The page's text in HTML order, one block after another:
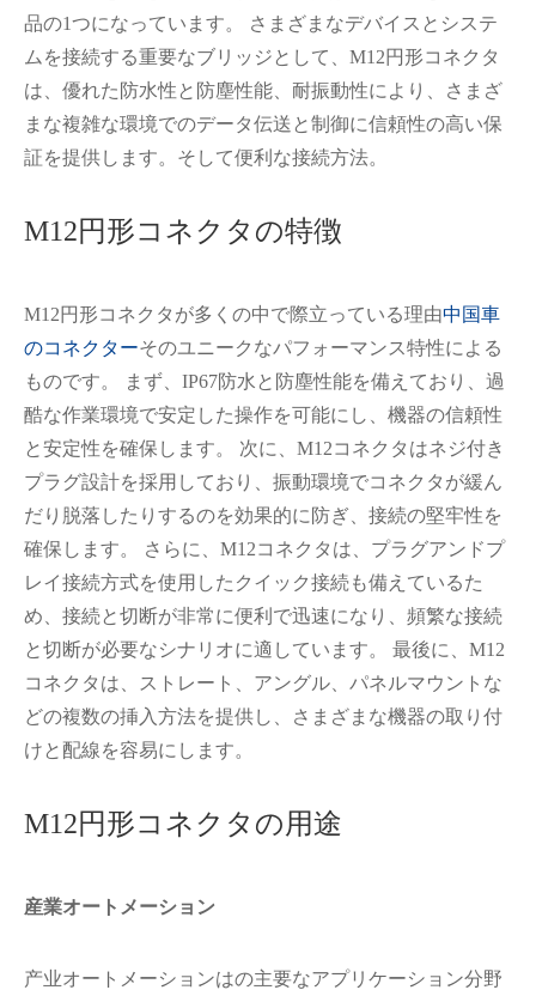
品の1つになっています。 さまざまなデバイスとシステ
ムを接続する重要なブリッジとして、M12円形コネクタ
は、優れた防水性と防塵性能、耐振動性により、さまざ
まな複雑な環境でのデータ伝送と制御に信頼性の高い保
証を提供します。そして便利な接続方法。
M12円形コネクタの特徴
M12円形コネクタが多くの中で際立っている理由中国車
のコネクターそのユニークなパフォーマンス特性による
ものです。 まず、IP67防水と防塵性能を備えており、過
酷な作業環境で安定した操作を可能にし、機器の信頼性
と安定性を確保します。 次に、M12コネクタはネジ付き
プラグ設計を採用しており、振動環境でコネクタが緩ん
だり脱落したりするのを効果的に防ぎ、接続の堅牢性を
確保します。 さらに、M12コネクタは、プラグアンドプ
レイ接続方式を使用したクイック接続も備えているた
め、接続と切断が非常に便利で迅速になり、頻繁な接続
と切断が必要なシナリオに適しています。 最後に、M12
コネクタは、ストレート、アングル、パネルマウントな
どの複数の挿入方法を提供し、さまざまな機器の取り付
けと配線を容易にします。
M12円形コネクタの用途
産業オートメーション
产业オートメーションはの主要なアプリケーション分野